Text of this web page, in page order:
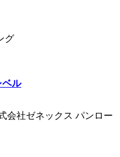
グ
ベル
会社ゼネックス パンロー